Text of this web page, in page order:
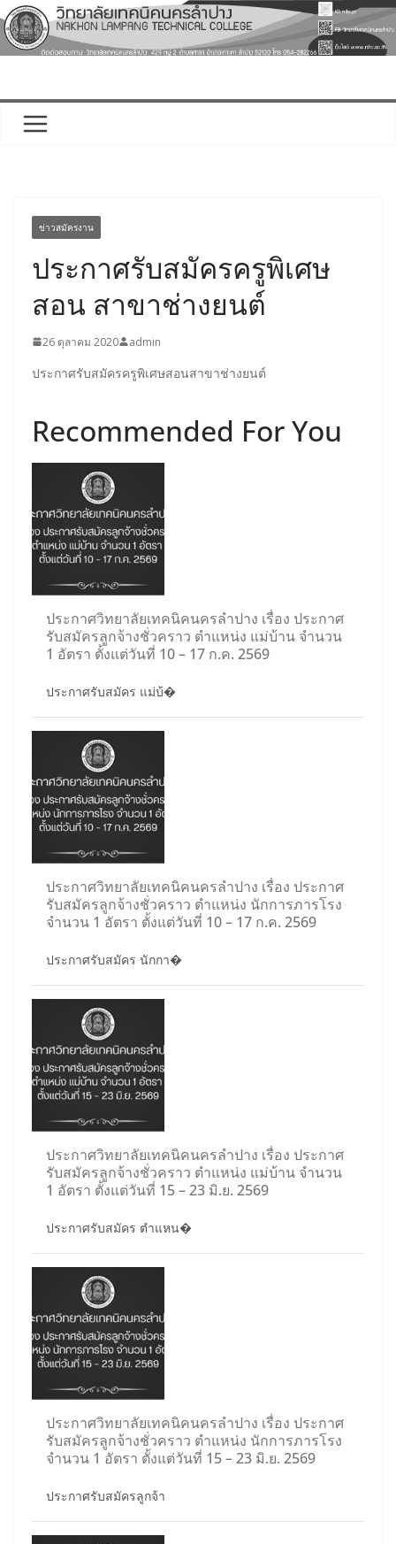
Skip
to
content
ข่าวสมัครงาน
ประกาศรับสมัครครูพิเศษ
สอน สาขาช่างยนต์
26 ตุลาคม 2020 admin
ประกาศรับสมัครครูพิเศษสอนสาขาช่างยนต์
Recommended For You
ประกาศวิทยาลัยเทคนิคนครลำปาง เรื่อง ประกาศ
รับสมัครลูกจ้างชั่วคราว ตำแหน่ง แม่บ้าน จำนวน
1 อัตรา ตั้งแต่วันที่ 10 – 17 ก.ค. 2569
ประกาศรับสมัคร แม่บ้�
ประกาศวิทยาลัยเทคนิคนครลำปาง เรื่อง ประกาศ
รับสมัครลูกจ้างชั่วคราว ตำแหน่ง นักการภารโรง
จำนวน 1 อัตรา ตั้งแต่วันที่ 10 – 17 ก.ค. 2569
ประกาศรับสมัคร นักกา�
ประกาศวิทยาลัยเทคนิคนครลำปาง เรื่อง ประกาศ
รับสมัครลูกจ้างชั่วคราว ตำแหน่ง แม่บ้าน จำนวน
1 อัตรา ตั้งแต่วันที่ 15 – 23 มิ.ย. 2569
ประกาศรับสมัคร ตำแหน�
ประกาศวิทยาลัยเทคนิคนครลำปาง เรื่อง ประกาศ
รับสมัครลูกจ้างชั่วคราว ตำแหน่ง นักการภารโรง
จำนวน 1 อัตรา ตั้งแต่วันที่ 15 – 23 มิ.ย. 2569
ประกาศรับสมัครลูกจ้า